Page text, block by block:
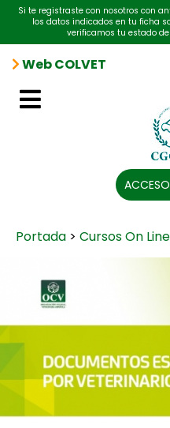
Si te registraste con nosotros con
los datos indicados en tu ficha
verificamos tu estado
Web COLVET
Portada > Cursos On Line